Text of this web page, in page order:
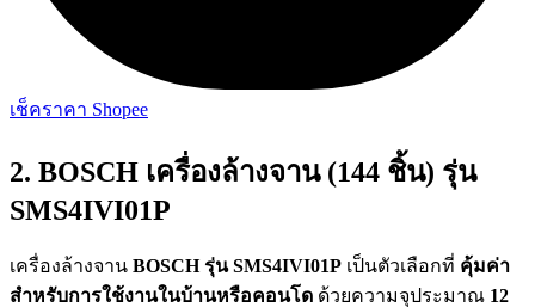
เช็คราคา Shopee
2. BOSCH เครื่องล้างจาน (144 ชิ้น) รุ่น
SMS4IVI01P
เครื่องล้างจาน BOSCH รุ่น SMS4IVI01P เป็นตัวเลือกที่ คุ้มค่า
สำหรับการใช้งานในบ้านหรือคอนโด ด้วยความจุประมาณ 12